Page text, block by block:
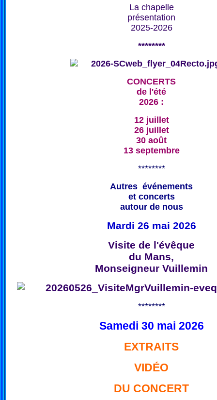
La chapelle
présentation
2025-2026
********
CONCERTS
de l'été
2026 :
12 juillet
26 juillet
30 août
13 septembre
********
Autres événements
et concerts
autour de nous
Mardi 26 mai 2026
Visite de l'évêque
du Mans,
Monseigneur Vuillemin
********
Samedi 30 mai 2026
EXTRAITS
VIDÉO
DU CONCERT